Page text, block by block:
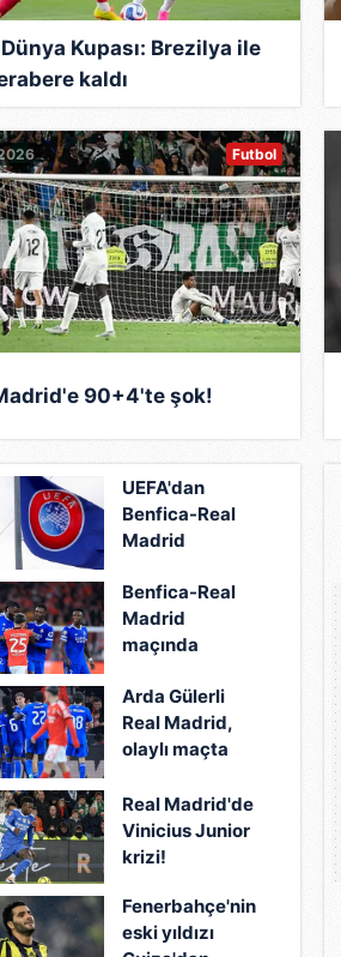
Kupası: Brezilya ile
kaldı
Futbol
90+4'te şok!
UEFA'dan
Benfica-Real
Madrid
ırkçılık
iddialarına
soruşturma!
Benfica-Real
Madrid
maçında
Vinicius Junior
sahayı terk
etti...
Arda Gülerli
Real Madrid,
olaylı maçta
golle geçti!
Jose Mourinho
atıldı...
Real Madrid'de
Vinicius Junior
krizi!
Fenerbahçe'nin
eski yıldızı